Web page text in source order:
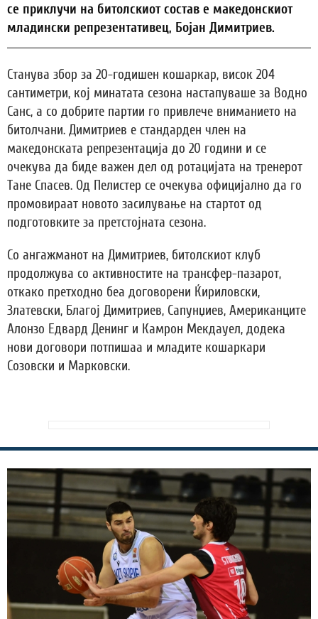
се приклучи на битолскиот состав е македонскиот
младински репрезентативец, Бојан Димитриев.
Станува збор за 20-годишен кошаркар, висок 204
сантиметри, кој минатата сезона настапуваше за Водно
Санс, а со добрите партии го привлече вниманието на
битолчани. Димитриев е стандарден член на
македонската репрезентација до 20 години и се
очекува да биде важен дел од ротацијата на тренерот
Тане Спасев. Од Пелистер се очекува официјално да го
промовираат новото засилување на стартот од
подготовките за претстојната сезона.
Со ангажманот на Димитриев, битолскиот клуб
продолжува со активностите на трансфер-пазарот,
откако претходно беа договорени Ќириловски,
Златевски, Благој Димитриев, Сапунџиев, Американците
Алонзо Едвард Денинг и Камрон Мекдауел, додека
нови договори потпишаа и младите кошаркари
Созовски и Марковски.